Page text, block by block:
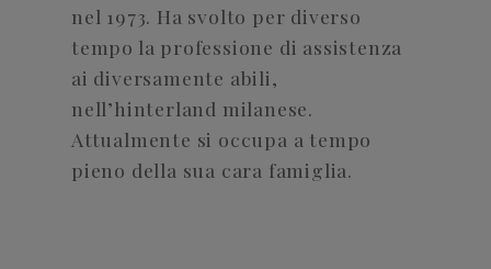
nel 1973. Ha svolto per diverso
tempo la professione di assistenza
ai diversamente abili,
nell’hinterland milanese.
Attualmente si occupa a tempo
pieno della sua cara famiglia.